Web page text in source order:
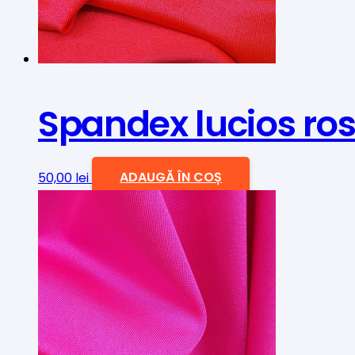
Spandex lucios
50,00 lei ADAUGĂ ÎN COȘ